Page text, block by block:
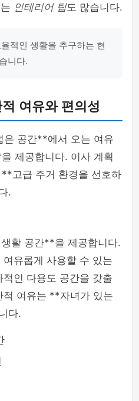
인테리어 팁도 많습니다.
적인 생활을 추구하는 현
니다.
여유와 편의성
공간**에서 오는 여유
제공합니다. 이사 계획
고급 주거 환경을 선호하
.
활 공간**을 제공합니다.
유롭게 사용할 수 있는
인 다용도 공간을 갖출
적 여유는 **자녀가 있는
다.